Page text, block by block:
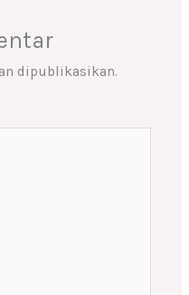
dipublikasikan.